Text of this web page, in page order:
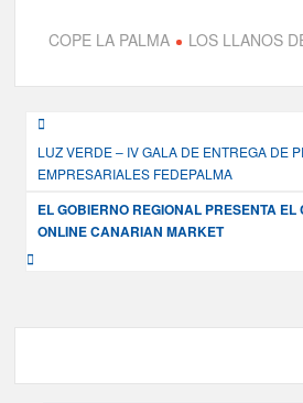
COPE LA PALMA LOS LLANOS
Navegación
de
entradas
LUZ VERDE – IV GALA DE ENTREGA DE
EMPRESARIALES FEDEPALMA
EL GOBIERNO REGIONAL PRESENTA
ONLINE CANARIAN MARKET